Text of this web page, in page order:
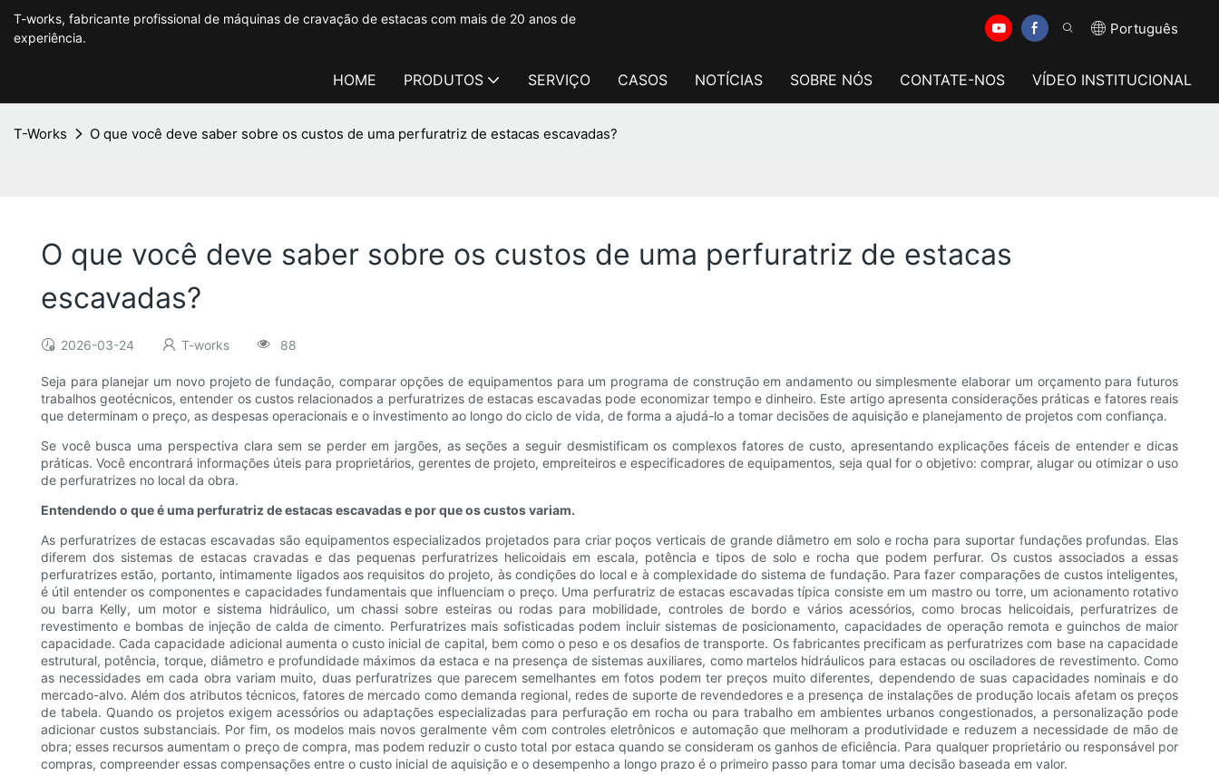
T-works, fabricante profissional de máquinas de cravação de estacas com mais de 20 anos de
experiência.
Português
HOME PRODUTOS SERVIÇO CASOS NOTÍCIAS SOBRE NÓS CONTATE-NOS VÍDEO INSTITUCIONAL
T-Works O que você deve saber sobre os custos de uma perfuratriz de estacas escavadas?
O que você deve saber sobre os custos de uma perfuratriz de estacas
escavadas?
2026-03-24 T-works 88
Seja para planejar um novo projeto de fundação, comparar opções de equipamentos para um programa de construção em andamento ou simplesmente elaborar um orçamento para futuros
trabalhos geotécnicos, entender os custos relacionados a perfuratrizes de estacas escavadas pode economizar tempo e dinheiro. Este artigo apresenta considerações práticas e fatores reais
que determinam o preço, as despesas operacionais e o investimento ao longo do ciclo de vida, de forma a ajudá-lo a tomar decisões de aquisição e planejamento de projetos com confiança.
Se você busca uma perspectiva clara sem se perder em jargões, as seções a seguir desmistificam os complexos fatores de custo, apresentando explicações fáceis de entender e dicas
práticas. Você encontrará informações úteis para proprietários, gerentes de projeto, empreiteiros e especificadores de equipamentos, seja qual for o objetivo: comprar, alugar ou otimizar o uso
de perfuratrizes no local da obra.
Entendendo o que é uma perfuratriz de estacas escavadas e por que os custos variam.
As perfuratrizes de estacas escavadas são equipamentos especializados projetados para criar poços verticais de grande diâmetro em solo e rocha para suportar fundações profundas. Elas
diferem dos sistemas de estacas cravadas e das pequenas perfuratrizes helicoidais em escala, potência e tipos de solo e rocha que podem perfurar. Os custos associados a essas
perfuratrizes estão, portanto, intimamente ligados aos requisitos do projeto, às condições do local e à complexidade do sistema de fundação. Para fazer comparações de custos inteligentes,
é útil entender os componentes e capacidades fundamentais que influenciam o preço. Uma perfuratriz de estacas escavadas típica consiste em um mastro ou torre, um acionamento rotativo
ou barra Kelly, um motor e sistema hidráulico, um chassi sobre esteiras ou rodas para mobilidade, controles de bordo e vários acessórios, como brocas helicoidais, perfuratrizes de
revestimento e bombas de injeção de calda de cimento. Perfuratrizes mais sofisticadas podem incluir sistemas de posicionamento, capacidades de operação remota e guinchos de maior
capacidade. Cada capacidade adicional aumenta o custo inicial de capital, bem como o peso e os desafios de transporte. Os fabricantes precificam as perfuratrizes com base na capacidade
estrutural, potência, torque, diâmetro e profundidade máximos da estaca e na presença de sistemas auxiliares, como martelos hidráulicos para estacas ou osciladores de revestimento. Como
as necessidades em cada obra variam muito, duas perfuratrizes que parecem semelhantes em fotos podem ter preços muito diferentes, dependendo de suas capacidades nominais e do
mercado-alvo. Além dos atributos técnicos, fatores de mercado como demanda regional, redes de suporte de revendedores e a presença de instalações de produção locais afetam os preços
de tabela. Quando os projetos exigem acessórios ou adaptações especializadas para perfuração em rocha ou para trabalho em ambientes urbanos congestionados, a personalização pode
adicionar custos substanciais. Por fim, os modelos mais novos geralmente vêm com controles eletrônicos e automação que melhoram a produtividade e reduzem a necessidade de mão de
obra; esses recursos aumentam o preço de compra, mas podem reduzir o custo total por estaca quando se consideram os ganhos de eficiência. Para qualquer proprietário ou responsável por
compras, compreender essas compensações entre o custo inicial de aquisição e o desempenho a longo prazo é o primeiro passo para tomar uma decisão baseada em valor.